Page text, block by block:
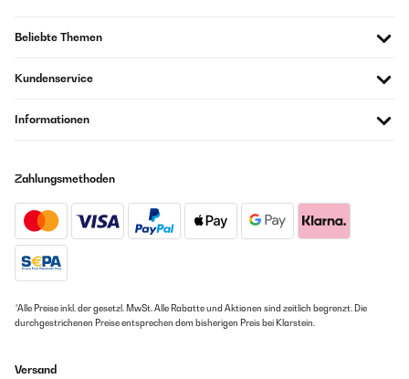
Beliebte Themen
Kundenservice
Informationen
Zahlungsmethoden
*Alle Preise inkl. der gesetzl. MwSt. Alle Rabatte und Aktionen sind zeitlich begrenzt. Die
durchgestrichenen Preise entsprechen dem bisherigen Preis bei Klarstein.
Versand